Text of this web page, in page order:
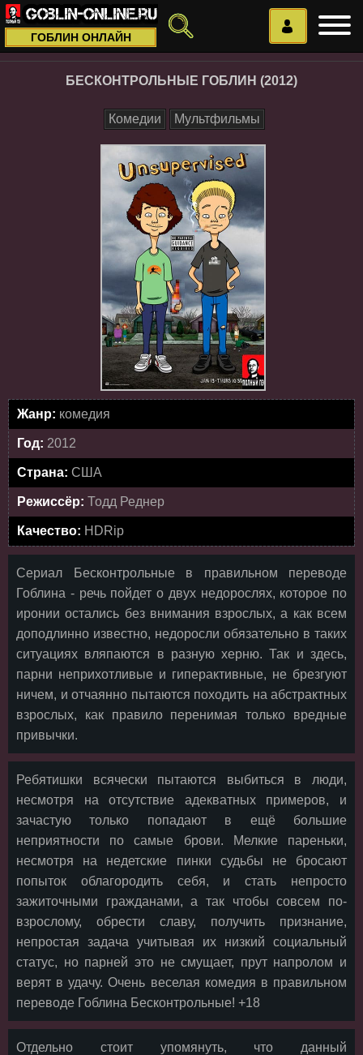
ГОБЛИН ОНЛАЙН
БЕСКОНТРОЛЬНЫЕ ГОБЛИН (2012)
Комедии Мультфильмы
Жанр: комедия
Год: 2012
Страна: США
Режиссёр: Тодд Реднер
Качество: HDRip
Сериал Бесконтрольные в правильном переводе
Гоблина - речь пойдет о двух недорослях, которое по
иронии остались без внимания взрослых, а как всем
доподлинно известно, недоросли обязательно в таких
ситуациях вляпаются в разную херню. Так и здесь,
парни неприхотливые и гиперактивные, не брезгуют
ничем, и отчаянно пытаются походить на абстрактных
взрослых, как правило перенимая только вредные
привычки.
Ребятишки всячески пытаются выбиться в люди,
несмотря на отсутствие адекватных примеров, и
зачастую только попадают в ещё большие
неприятности по самые брови. Мелкие пареньки,
несмотря на недетские пинки судьбы не бросают
попыток облагородить себя, и стать непросто
зажиточными гражданами, а так чтобы совсем по-
взрослому, обрести славу, получить признание,
непростая задача учитывая их низкий социальный
статус, но парней это не смущает, прут напролом и
верят в удачу. Очень веселая комедия в правильном
переводе Гоблина Бесконтрольные! +18
Отдельно стоит упомянуть, что данный